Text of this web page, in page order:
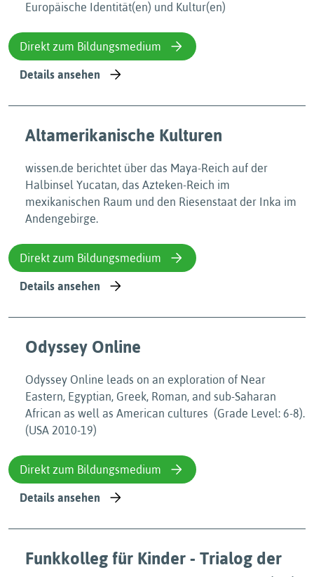
Europäische Identität(en) und Kultur(en)
Direkt zum Bildungsmedium
Details ansehen
Altamerikanische Kulturen
wissen.de berichtet über das Maya-Reich auf der
Halbinsel Yucatan, das Azteken-Reich im
mexikanischen Raum und den Riesenstaat der Inka im
Andengebirge.
Direkt zum Bildungsmedium
Details ansehen
Odyssey Online
Odyssey Online leads on an exploration of Near
Eastern, Egyptian, Greek, Roman, and sub-Saharan
African as well as American cultures (Grade Level: 6-8).
(USA 2010-19)
Direkt zum Bildungsmedium
Details ansehen
Funkkolleg für Kinder - Trialog der